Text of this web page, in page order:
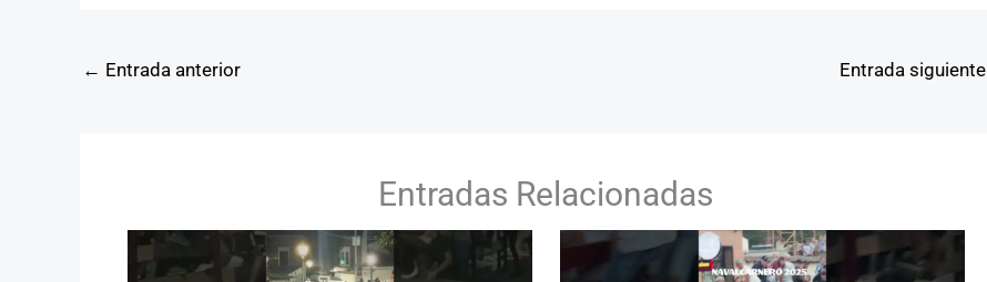
← Entrada anterior Entrada siguiente
Entradas Relacionadas